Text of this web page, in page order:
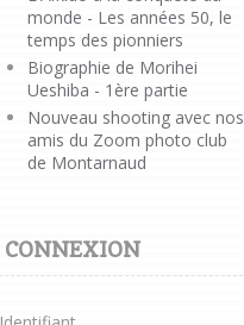
monde - Les années 50, le
temps des pionniers
Biographie de Morihei
Ueshiba - 1ère partie
Nouveau shooting avec nos
amis du Zoom photo club
de Montarnaud
CONNEXION